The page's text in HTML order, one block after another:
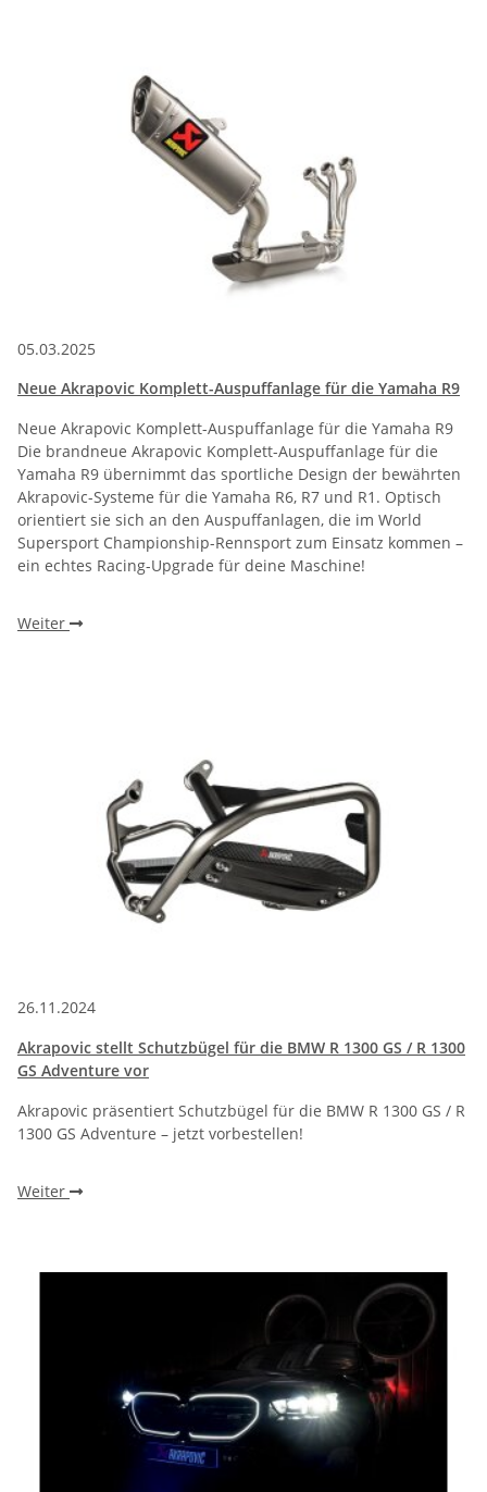
05.03.2025
Neue Akrapovic Komplett-Auspuffanlage für die Yamaha R9
Neue Akrapovic Komplett-Auspuffanlage für die Yamaha R9
Die brandneue Akrapovic Komplett-Auspuffanlage für die
Yamaha R9 übernimmt das sportliche Design der bewährten
Akrapovic-Systeme für die Yamaha R6, R7 und R1. Optisch
orientiert sie sich an den Auspuffanlagen, die im World
Supersport Championship-Rennsport zum Einsatz kommen –
ein echtes Racing-Upgrade für deine Maschine!
Weiter
26.11.2024
Akrapovic stellt Schutzbügel für die BMW R 1300 GS / R 1300
GS Adventure vor
Akrapovic präsentiert Schutzbügel für die BMW R 1300 GS / R
1300 GS Adventure – jetzt vorbestellen!
Weiter